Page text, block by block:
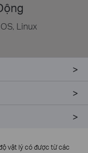
Linux
vật lý có được từ các